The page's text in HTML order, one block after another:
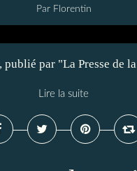
Par Florentin
par "La Presse de
Lire la suite